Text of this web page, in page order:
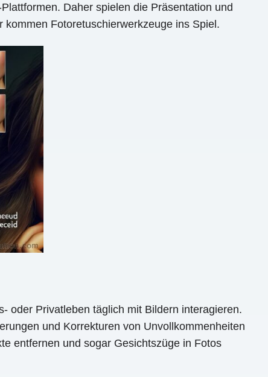
Daher spielen die Präsentation und
Fotoretuschierwerkzeuge ins Spiel.
oder Privatleben täglich mit Bildern interagieren.
und Korrekturen von Unvollkommenheiten
entfernen und sogar Gesichtszüge in Fotos